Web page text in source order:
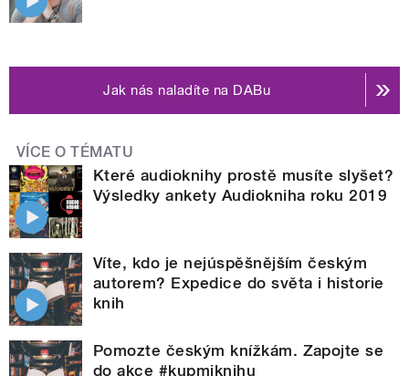
Jak nás naladíte na DABu
VÍCE O TÉMATU
Které audioknihy prostě musíte slyšet?
Výsledky ankety Audiokniha roku 2019
Víte, kdo je nejúspěšnějším českým
autorem? Expedice do světa i historie
knih
Pomozte českým knížkám. Zapojte se
do akce #kupmiknihu